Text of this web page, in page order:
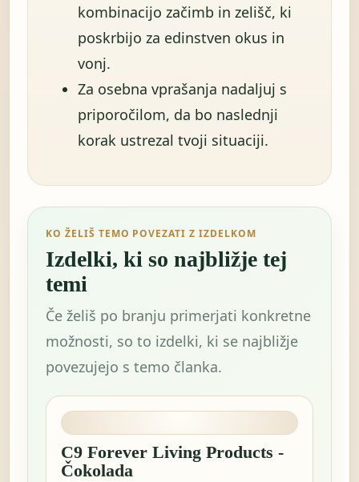
kombinacijo začimb in zelišč, ki
poskrbijo za edinstven okus in
vonj.
Za osebna vprašanja nadaljuj s
priporočilom, da bo naslednji
korak ustrezal tvoji situaciji.
KO ŽELIŠ TEMO POVEZATI Z IZDELKOM
Izdelki, ki so najbližje tej
temi
Če želiš po branju primerjati konkretne
možnosti, so to izdelki, ki se najbližje
povezujejo s temo članka.
C9 Forever Living Products -
Čokolada